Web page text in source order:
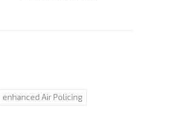
enhanced Air Policing